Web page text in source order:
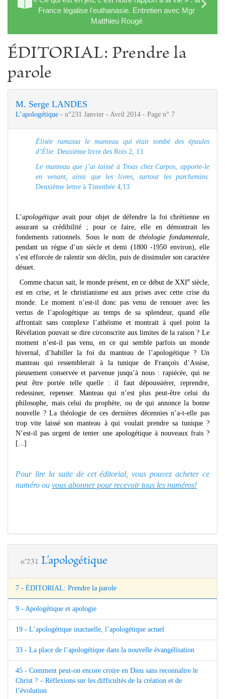
France légalise l'euthanasie. Entretien avec Mgr
Matthieu Rougé
ÉDITORIAL: Prendre la
parole
M. Serge LANDES
L’apologétique - n°231 Janvier - Avril 2014 - Page n° 7
Élisée ramassa le manteau qui était tombé des épaules
d’Élie. Deuxième livre des Rois 2, 13
Le manteau que j’ai laissé à Troas chez Carpos, apporte-le
en venant, ainsi que les livres, surtout les parchemins.
Deuxième lettre à Timothée 4,13
L’apologétique avait pour objet de défendre la foi chrétienne en
assurant sa crédibilité ; pour ce faire, elle en démontrait les
fondements rationnels. Sous le nom dethéologie fondamentale
pendant un règne d’un siècle et demi (1800 -1950 environ), elle
s’est efforcée de ralentir son déclin, puis de dissimuler son caractère
désuet.
Comme chacun sait, le monde présent, en ce début de XXIe siècle,
est en crise, et le christianisme est aux prises avec cette crise du
monde. Le moment n’est-il donc pas venu de renouer avec les
vertus de l’apologétique au temps de sa splendeur, quand elle
affrontait sans complexe l’athéisme et montrait à quel point la
Révélation pouvait se dire circonscrite aux limites de la raison ? Le
moment n’est-il pas venu, en ce qui semble parfois un monde
hivernal, d’habiller la foi du manteau de l’apologétique ? Un
manteau qui ressemblerait à la tunique de François d’Assise,
pieusement conservée et parvenue jusqu’à nous : rapiécée, qui ne
peut être portée telle quelle : il faut dépoussiérer, reprendre,
redessiner, repenser. Manteau qui n’est plus peut-être celui du
philosophe, mais celui du prophète, ou de qui annonce la bonne
nouvelle ? La théologie de ces dernières décennies n’a-t-elle pas
trop vite laissé son manteau à qui voulait prendre sa tunique ?
N’est-il pas urgent de tenter une apologétique à nouveaux frais ?
[...]
Pour lire la suite de cet éditorial, vous pouvez acheter ce
numéro ou vous abonner pour recevoir tous les numéros!
n°231 L’apologétique
7 - ÉDITORIAL: Prendre la parole
9 - Apologétique et apologie
19 - L’apologétique inactuelle, l’apologétique actuel
33 - La place de l’apologétique dans la nouvelle évangélisation
45 - Comment peut-on encore croire en Dieu sans reconnaître le
Christ ? – Réflexions sur les difficultés de la création et de
l’évolution